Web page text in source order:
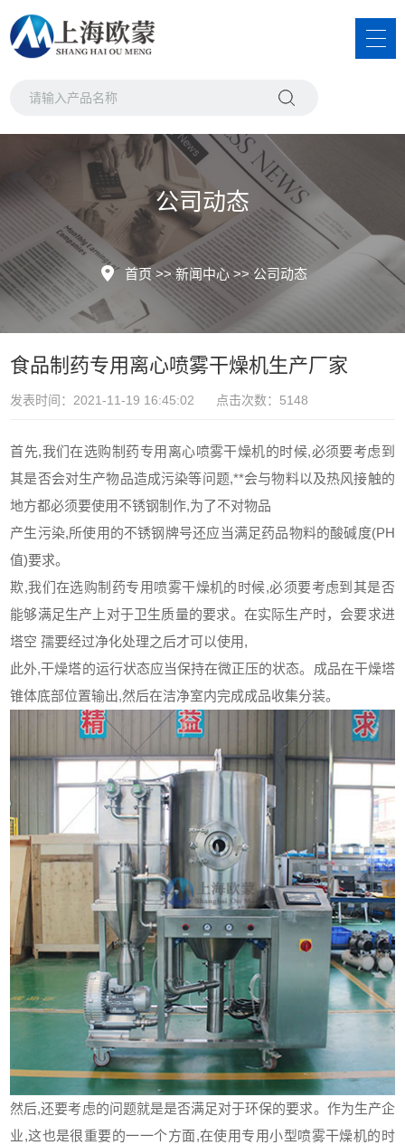
公司动态
首页 >>新闻中心>>公司动态
食品制药专用离心喷雾干燥机生产厂家
发表时间：2021-11-19 16:45:02 点击次数：5148
首先,我们在选购制药专用 离心喷雾干燥机的时候,必须要考虑到
其是否会对生产物品造成污染等问题,**会与物料以及热风接触的
地方都必须要使用不锈钢制作,为了不对物品
产生污染,所使用的不锈钢牌号还应当满足药品物料的酸碱度(PH
值)要求。
欺,我们在选购制药专用喷雾干燥机的时候,必须要考虑到其是否
能够满足生产上对于卫生质量的要求。在实际生产时，会要求进
塔空 孺要经过净化处理之后才可以使用,
此外,干燥塔的运行状态应当保持在微正压的状态。成品在干燥塔
锥体底部位置输出,然后在洁净室内完成成品收集分装。
然后,还要考虑的问题就是是否满足对于环保的要求。作为生产企
业,这也是很重要的一一个方面,在使用专用小型喷雾干燥机的时